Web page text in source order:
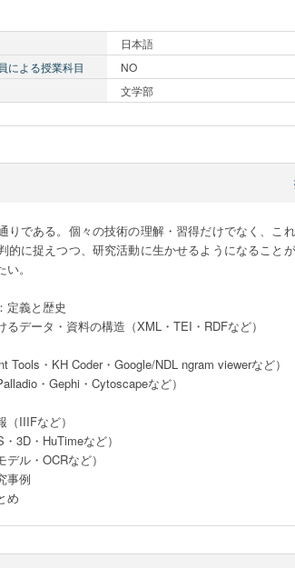
日本語
による授業科目
NO
文学部
りである。個々の技術の理解・習得だけでなく、
的に捉えつつ、研究活動に生かせるようになるこ
。
定義と歴史
るデータ・資料の構造（XML・TEI・RDFなど）
Tools・KH Coder・Google/NDL ngram viewerなど）
・Gephi・Cytoscapeなど）
（IIIFなど）
3D・HuTimeなど）
ル・OCRなど）
事例
め